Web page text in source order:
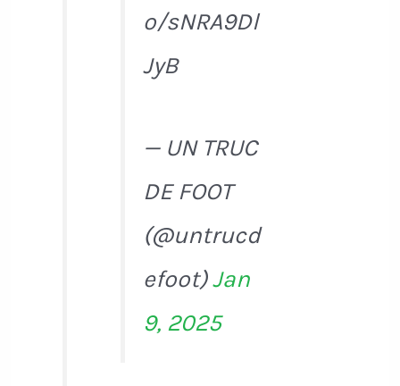
o/sNRA9Dl
JyB
— UN TRUC
DE FOOT
(@untrucd
efoot)Jan
9, 2025